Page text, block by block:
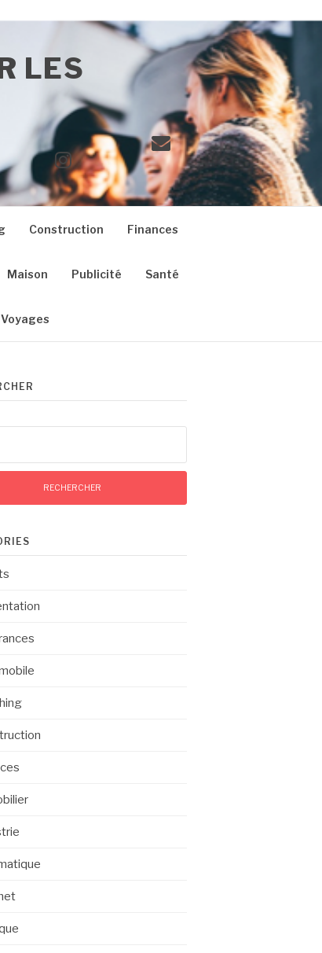
LES
Instagram
E-
mail
Construction Finances
Maison Publicité Santé
Voyages